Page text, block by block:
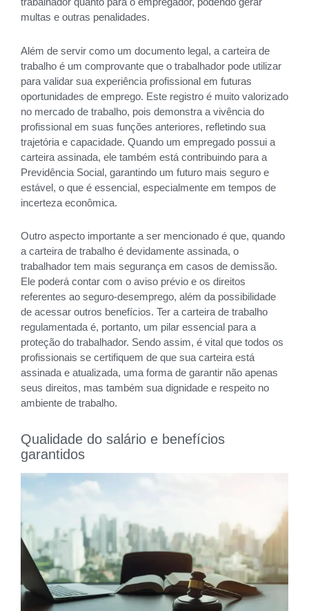
multas e outras penalidades.
Além de servir como um documento legal, a carteira de
trabalho é um comprovante que o trabalhador pode utilizar
para validar sua experiência profissional em futuras
oportunidades de emprego. Este registro é muito valorizado
no mercado de trabalho, pois demonstra a vivência do
profissional em suas funções anteriores, refletindo sua
trajetória e capacidade. Quando um empregado possui a
carteira assinada, ele também está contribuindo para a
Previdência Social, garantindo um futuro mais seguro e
estável, o que é essencial, especialmente em tempos de
incerteza econômica.
Outro aspecto importante a ser mencionado é que, quando
a carteira de trabalho é devidamente assinada, o
trabalhador tem mais segurança em casos de demissão.
Ele poderá contar com o aviso prévio e os direitos
referentes ao seguro-desemprego, além da possibilidade
de acessar outros benefícios. Ter a carteira de trabalho
regulamentada é, portanto, um pilar essencial para a
proteção do trabalhador. Sendo assim, é vital que todos os
profissionais se certifiquem de que sua carteira está
assinada e atualizada, uma forma de garantir não apenas
seus direitos, mas também sua dignidade e respeito no
ambiente de trabalho.
Qualidade do salário e benefícios
garantidos